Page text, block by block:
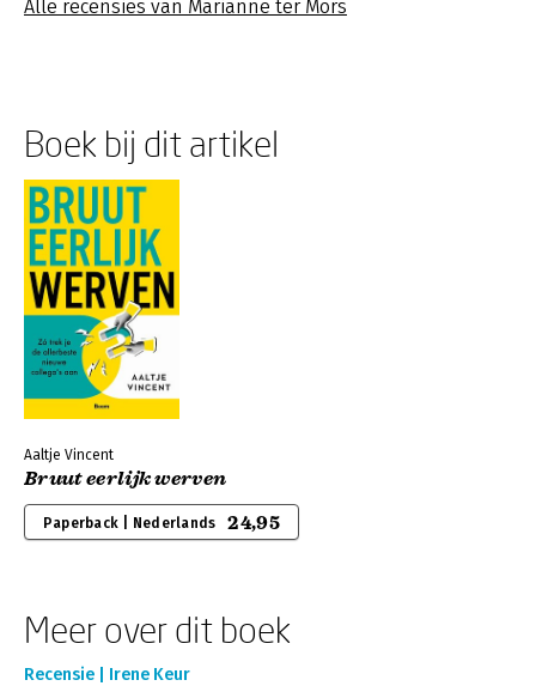
Alle recensies van Marianne ter Mors
Boek bij dit artikel
Aaltje Vincent
Bruut eerlijk werven
Paperback | Nederlands 24,95
Meer over dit boek
Recensie | Irene Keur